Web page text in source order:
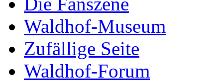
Waldhof-Museum
Zufällige Seite
Waldhof-Forum